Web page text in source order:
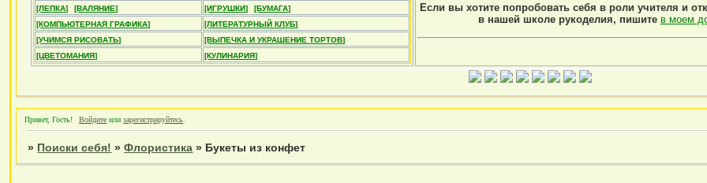
[ЛЕПКА]
[ВАЛЯНИЕ] [ИГРУШКИ]
[БУМАГА]
[КОМПЬЮТЕРНАЯ ГРАФИКА]
[ЛИТЕРАТУРНЫЙ КЛУБ]
[УЧИМСЯ РИСОВАТЬ]
[ВЫПЕЧКА И УКРАШЕНИЕ ТОРТОВ]
[ЦВЕТОМАНИЯ]
[КУЛИНАРИЯ]
Если вы хотите попробовать себя в роли учителя и
в нашей школе рукоделия, пишите в моем
Привет, Гость! Войдите илизарегистрируйтесь
» Поиски себя! »Флористика » Букеты из конфет